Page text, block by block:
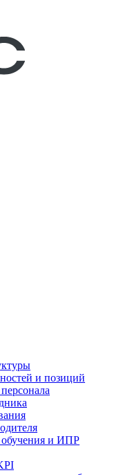
и позиций
и ИПР